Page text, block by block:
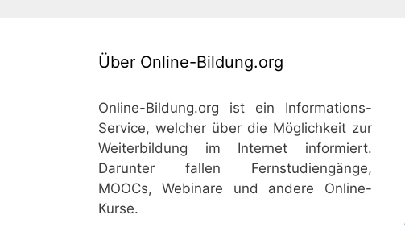
Über Online-Bildung.org
Online-Bildung.org ist ein Informations-
Service, welcher über die Möglichkeit zur
Weiterbildung im Internet informiert.
Darunter fallen Fernstudiengänge,
MOOCs, Webinare und andere Online-
Kurse.